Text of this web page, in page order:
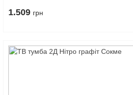
1.509 грн